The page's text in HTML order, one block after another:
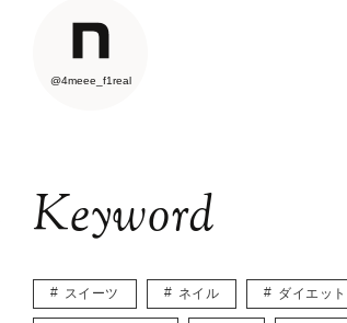
@4meee_f1real
Keyword
スイーツ ネイル ダイエット